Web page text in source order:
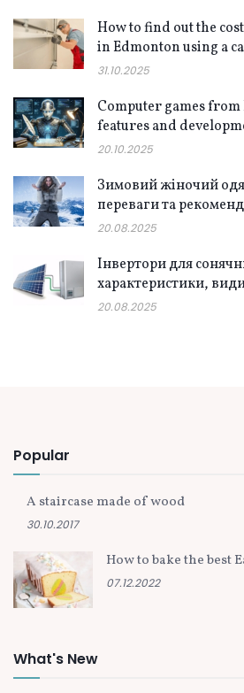
How to find out the
in Edmonton using a
31.10.2025
Computer games from
features and
20.10.2025
Зимовий жіночий
переваги та
20.08.2025
Інвертори для
характеристики,
20.08.2025
Popular
A staircase made of wood
30.10.2017
How to bake the best
07.12.2022
What's New